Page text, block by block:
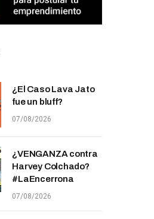
¿El Caso Lava Jato
fue un bluff?
07/08/2026
¿VENGANZA contra
Harvey Colchado?
#LaEncerrona
07/08/2026